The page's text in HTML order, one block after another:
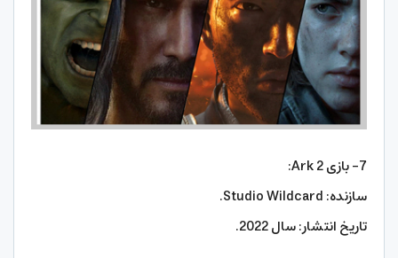
7- بازی Ark 2:
سازنده: Studio Wildcard.
تاریخ انتشار: سال 2022.